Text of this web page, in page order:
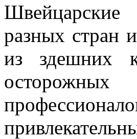
разных стран
из здешних